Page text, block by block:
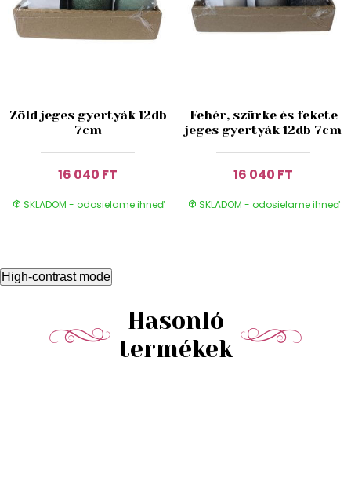
Zöld jeges gyertyák 12db
7cm
16 040 FT
SKLADOM - odosielame ihneď
Fehér, szürke és fekete
jeges gyertyák 12db 7cm
16 040 FT
SKLADOM - odosielame ihneď
High-contrast mode
Hasonló
termékek